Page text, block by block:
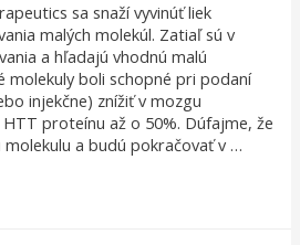
sa snaží vyvinúť liek
malých molekúl. Zatiaľ sú v
a hľadajú vhodnú malú
molekuly boli schopné pri podaní
injekčne) znížiť v mozgu
proteínu až o 50%. Dúfajme, že
a budú pokračovať v …